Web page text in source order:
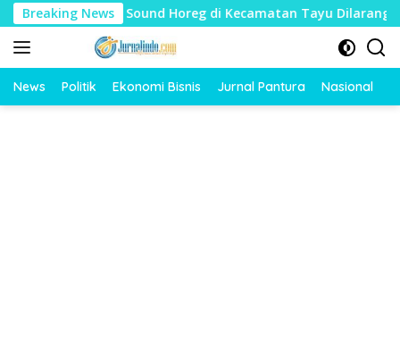
Langsung
ke
konten
Breaking News
Sound Horeg di Kecamatan Tayu Dilarang Dua
News Politik Ekonomi Bisnis Jurnal Pantura Nasional